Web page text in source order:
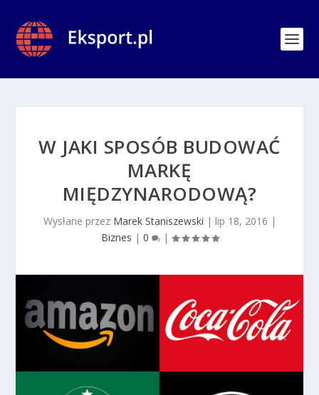
W JAKI SPOSÓB BUDOWAĆ
MARKĘ
MIĘDZYNARODOWĄ?
Wysłane przez Marek Staniszewski | lip 18, 2016 |
Biznes | 0 |